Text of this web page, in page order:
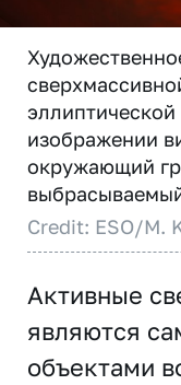
изображении
окружающий
Credit: ESO/M.
Активные
являются
объектами